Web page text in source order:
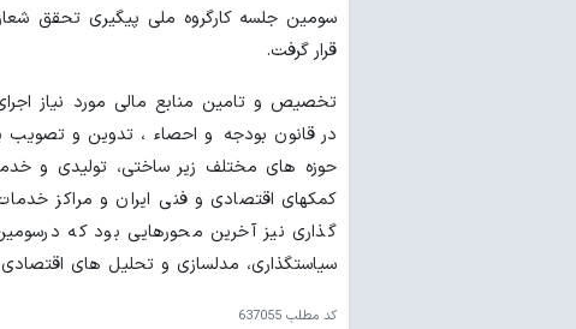
سومین جلسه کارگروه ملی پیگیری تحقق
قرار گرفت.
تخصیص و تامین منابع مالی مورد نیاز
در قانون بودجه و احصاء ، تدوین و تصویب
حوزه های مختلف زیر ساختی، تولیدی و
کمکهای اقتصادی و فنی ایران و مراکز
سیاستگذاری، مدلسازی و تحلیل های اقتصادی
کد مطلب 637055